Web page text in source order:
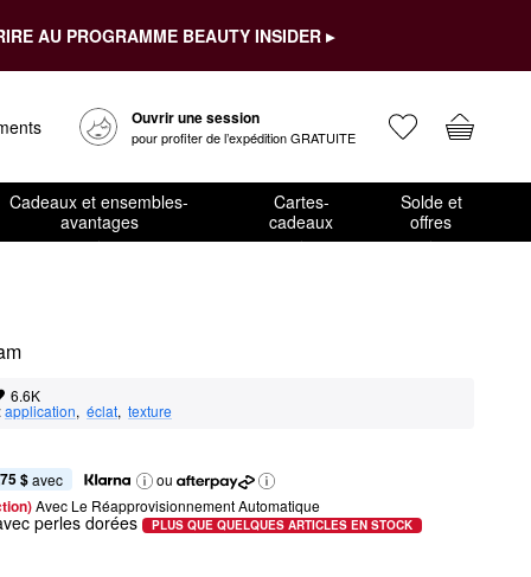
AU PROGRAMME BEAUTY INSIDER ▸
Ouvrir une session
pour profiter de l’expédition GRATUITE
Cadeaux et ensembles-
avantages
Cartes-
cadeaux
Solde et
offres
6.6K
application, éclat, texture
$ avec
ou
Avec Le Réapprovisionnement Automatique
perles dorées PLUS QUE QUELQUES ARTICLES EN STOCK